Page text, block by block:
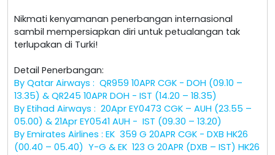
Nikmati kenyamanan penerbangan internasional
sambil mempersiapkan diri untuk petualangan tak
terlupakan di Turki!
Detail Penerbangan:
By Qatar Airways : QR959 10APR CGK - DOH (09.10 –
13.35) & QR245 10APR DOH - IST (14.20 – 18.35)
By Etihad Airways : 20Apr EY0473 CGK – AUH (23.55 –
05.00) & 21Apr EY0541 AUH - IST (09.30 – 13.20)
By Emirates Airlines : EK 359 G 20APR CGK - DXB HK26
(00.40 – 05.40) Y-G & EK 123 G 20APR (DXB – IST) HK26